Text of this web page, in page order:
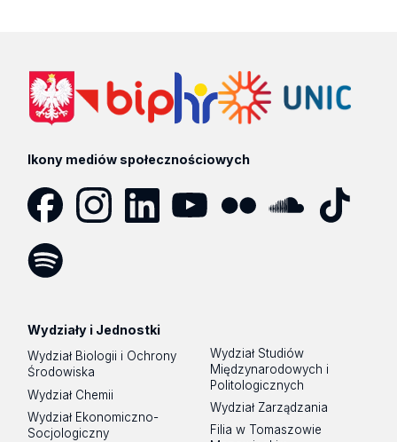
Ikony mediów społecznościowych
Wydziały i Jednostki
Wydział Biologii i Ochrony
Środowiska
Wydział Chemii
Wydział Ekonomiczno-
Socjologiczny
Wydział Studiów
Międzynarodowych i
Politologicznych
Wydział Zarządzania
Filia w Tomaszowie